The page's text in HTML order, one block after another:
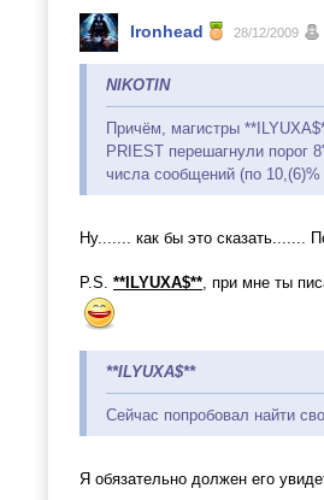
Ironhead 28/12/2009
NIKOTIN
Причём, магистры
PRIEST перешагнули порог
числа сообщений (по
Ну....... как бы это сказать.......
P.S. **ILYUXA$**, при мне ты
**ILYUXA$**
Сейчас попробовал найти
Я обязательно должен его